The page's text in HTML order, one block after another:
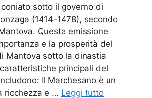
coniato sotto il governo di
(1414-1478), secondo
Questa emissione
e la prosperità del
Mantova sotto la dinastia
principali del
Il Marchesano è un
ricchezza e … Leggi tutto